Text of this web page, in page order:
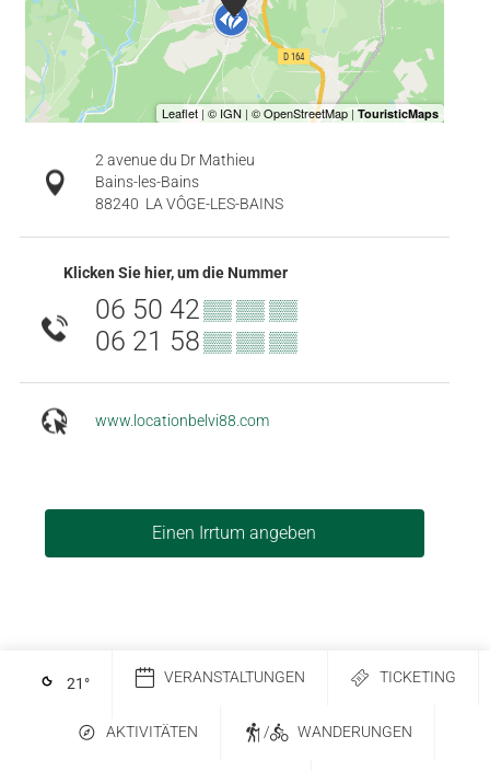
2 avenue du Dr Mathieu
Bains-les-Bains
88240 LA VÔGE-LES-BAINS
Klicken Sie hier, um die Nummer
06 50 42▒▒ ▒▒ ▒▒
06 21 58▒▒ ▒▒ ▒▒
www.locationbelvi88.com
Einen Irrtum angeben
21 ° VERANSTALTUNGEN TICKETING
AKTIVITÄTEN / WANDERUNGEN